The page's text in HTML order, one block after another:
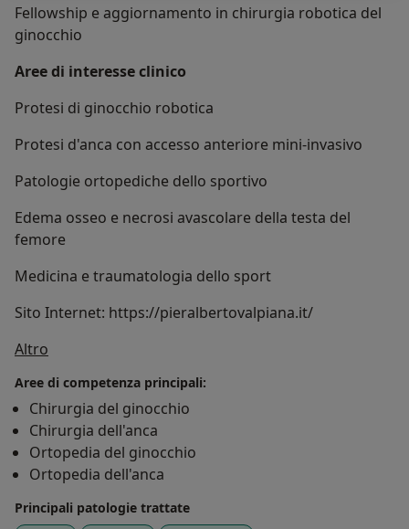
Fellowship e aggiornamento in chirurgia robotica del
ginocchio
Aree di interesse clinico
Protesi di ginocchio robotica
Protesi d'anca con accesso anteriore mini-invasivo
Patologie ortopediche dello sportivo
Edema osseo e necrosi avascolare della testa del
femore
Medicina e traumatologia dello sport
Sito Internet: https://pieralbertovalpiana.it/
Altro
Aree di competenza principali:
Chirurgia del ginocchio
Chirurgia dell'anca
Ortopedia del ginocchio
Ortopedia dell'anca
Principali patologie trattate